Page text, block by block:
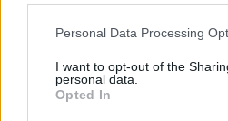
Personal Data Processing
I want to opt-out of the
personal data.
Opted In